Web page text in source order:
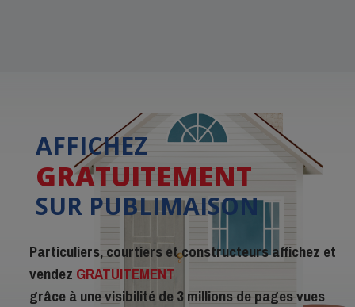
AFFICHEZ
GRATUITEMENT
SUR PUBLIMAISON
Particuliers, courtiers et constructeurs affichez et
vendez GRATUITEMENT
grâce à une visibilité de 3 millions de pages vues